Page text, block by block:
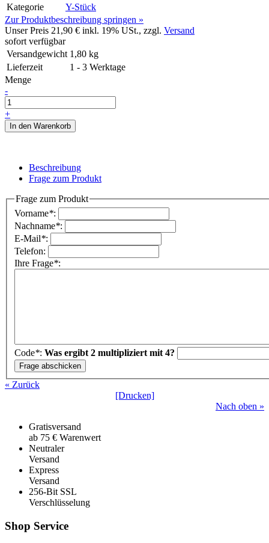
Kategorie
Y-Stück
Zur Produktbeschreibung springen »
Unser Preis 21,90 € inkl. 19% USt., zzgl. Versand
sofort verfügbar
Versandgewicht 1,80 kg
Lieferzeit
1 - 3 Werktage
Menge
-
+
In den Warenkorb
Beschreibung
Frage zum Produkt
Frage zum Produkt
Vorname*:
Nachname*:
E-Mail*:
Telefon:
Ihre Frage*:
Code*: Was ergibt 2 multipliziert mit 4?
« Zurück
[Drucken]
Nach oben »
Gratisversand
ab 75 € Warenwert
Neutraler
Versand
Express
Versand
256-Bit SSL
Verschlüsselung
Shop Service